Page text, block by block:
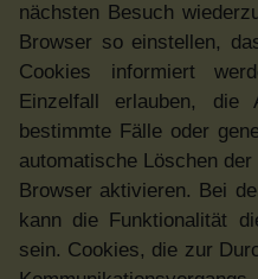
nächsten Besuch
Browser so einstellen,
Cookies informiert
Einzelfall erlauben, die
bestimmte Fälle oder
automatische Löschen
Browser aktivieren. Bei
kann die Funktionalität
sein. Cookies, die zur